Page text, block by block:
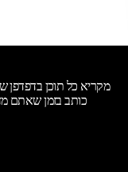
מקריא כל תוכן בדפדפן
כותב בזמן שאתם